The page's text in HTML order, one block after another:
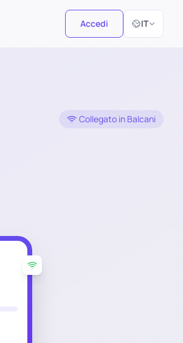
Accedi IT
Seleziona la
Collegato in Balcani